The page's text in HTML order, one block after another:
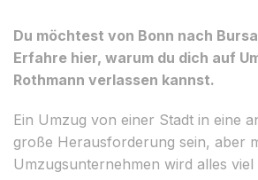
Du möchtest von Bonn nach
Erfahre hier, warum du dich auf
Rothmann verlassen kannst.
Ein Umzug von einer Stadt in eine
große Herausforderung sein, aber
Umzugsunternehmen wird alles